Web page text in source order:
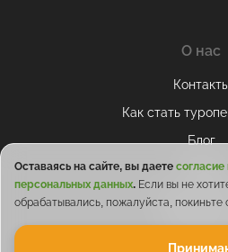
О нас
Как стать
Блог
Отзывы
ТОП-30
Оставаясь на сайте, вы даете
персональных данных. Если вы не
обрабатывались, пожалуйста, покиньте